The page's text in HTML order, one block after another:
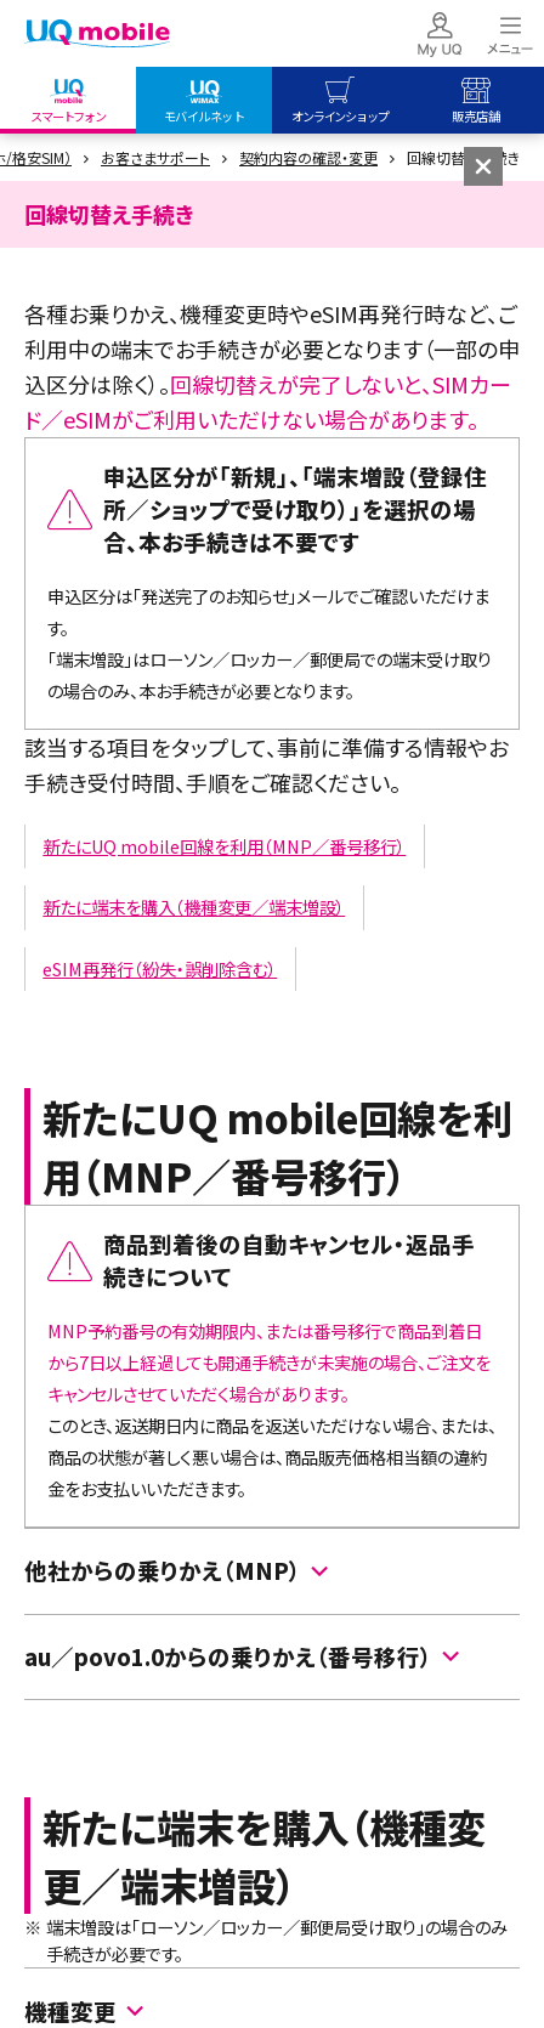
スマートフォン モバイルネット オンラインショップ 販売店舗
my UQ WiMAX
UQ WiMAX ご契約の方
UQ mobile
データチャージサイト
UQ mobile
オンラインショップ
UQ mobile
販売店舗
格安SIM） お客さまサポート 契約内容の確認・変更 回線切替え手続き
回線切替え手続き
各種お乗りかえ、機種変更時やeSIM再発行時など、ご
利用中の端末でお手続きが必要となります（一部の申
込区分は除く）。回線切替えが完了しないと、SIMカー
ド／eSIMがご利用いただけない場合があります。
申込区分が「新規」、「端末増設（登録住
所／ショップで受け取り）」を選択の場
合、本お手続きは不要です
申込区分は「発送完了のお知らせ」メールでご確認いただけま
す。
「端末増設」はローソン／ロッカー／郵便局での端末受け取り
の場合のみ、本お手続きが必要となります。
該当する項目をタップして、事前に準備する情報やお
手続き受付時間、手順をご確認ください。
新たにUQ mobile回線を利用（MNP／番号移行）
新たに端末を購入（機種変更／端末増設）
eSIM再発行（紛失・誤削除含む）
新たにUQ mobile回線を利
用（MNP／番号移行）
商品到着後の自動キャンセル・返品手
続きについて
MNP予約番号の有効期限内、または番号移行で商品到着日
から7日以上経過しても開通手続きが未実施の場合、ご注文を
キャンセルさせていただく場合があります。
このとき、返送期日内に商品を返送いただけない場合、または、
商品の状態が著しく悪い場合は、商品販売価格相当額の違約
金をお支払いいただきます。
他社からの乗りかえ（MNP）
する手順をご案内します。
事前に注意事項や受付時間などご確認ください。
・ 回線切替え後は、現在ご利用中のSIMカード／eSIMでの通
話・通信がご利用いただけません。
・ 回線切替えをしない場合、商品到着から7日後に自動的に
回線切替えが完了します。
MNPはMNP予約番号の有効期限最終日に行います。
品手続きが必要になる場合があります。
au／povo1.0からの乗りかえ（番号移行）
注意
・ 回線切替え後は、現在ご利用中のSIMカード／eSIMでの通
話・通信がご利用いただけません。
・ 回線切替えをしない場合、商品到着から7日後に自動的に
回線切替えが完了します。
新たに端末を購入（機種変
更／端末増設）
※ 端末増設は「ローソン／ロッカー／郵便局受け取り」の場合のみ
手続きが必要です。
機種変更